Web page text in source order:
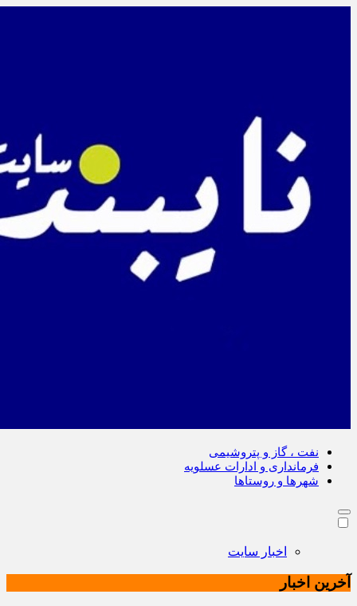
نفت ، گاز و پتروشیمی
فرمانداری و ادارات عسلویه
شهرها و روستاها
اخبار سایت
آخرین اخبار